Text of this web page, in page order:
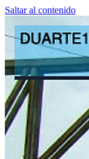
Saltar al contenido